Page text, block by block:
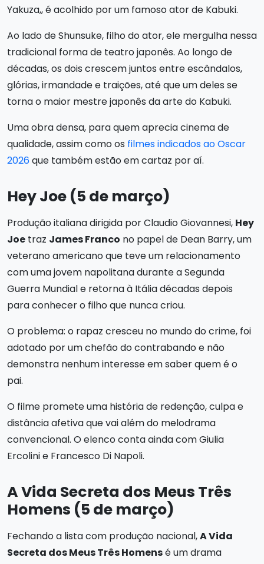
Yakuza,, é acolhido por um famoso ator de Kabuki.
Ao lado de Shunsuke, filho do ator, ele mergulha nessa
tradicional forma de teatro japonês. Ao longo de
décadas, os dois crescem juntos entre escândalos,
glórias, irmandade e traições, até que um deles se
torna o maior mestre japonês da arte do Kabuki.
Uma obra densa, para quem aprecia cinema de
qualidade, assim como os filmes indicados ao Oscar
2026que também estão em cartaz por aí.
Hey Joe (5 de março)
Produção italiana dirigida por Claudio Giovannesi, Hey
Joe traz James Franco no papel de Dean Barry, um
veterano americano que teve um relacionamento
com uma jovem napolitana durante a Segunda
Guerra Mundial e retorna à Itália décadas depois
para conhecer o filho que nunca criou.
O problema: o rapaz cresceu no mundo do crime, foi
adotado por um chefão do contrabando e não
demonstra nenhum interesse em saber quem é o
pai.
O filme promete uma história de redenção, culpa e
distância afetiva que vai além do melodrama
convencional. O elenco conta ainda com Giulia
Ercolini e Francesco Di Napoli.
A Vida Secreta dos Meus Três
Homens (5 de março)
Fechando a lista com produção nacional,A Vida
Secreta dos Meus Três Homensé um drama